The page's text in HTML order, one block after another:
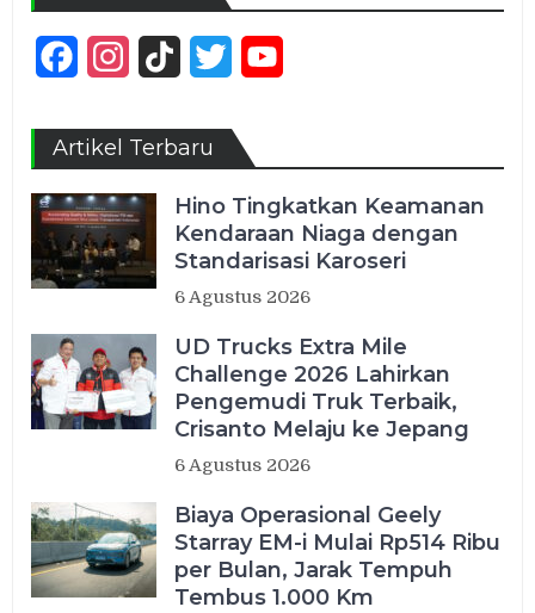
FacebookInstagram
TikTok Twitter
Artikel Terbaru
Hino Tingkatkan Keamanan
Kendaraan Niaga dengan
Standarisasi Karoseri
6 Agustus 2026
UD Trucks Extra Mile
Challenge 2026 Lahirkan
Pengemudi Truk Terbaik,
Crisanto Melaju ke Jepang
6 Agustus 2026
Biaya Operasional Geely
Starray EM-i Mulai Rp514 Ribu
per Bulan, Jarak Tempuh
Tembus 1.000 Km